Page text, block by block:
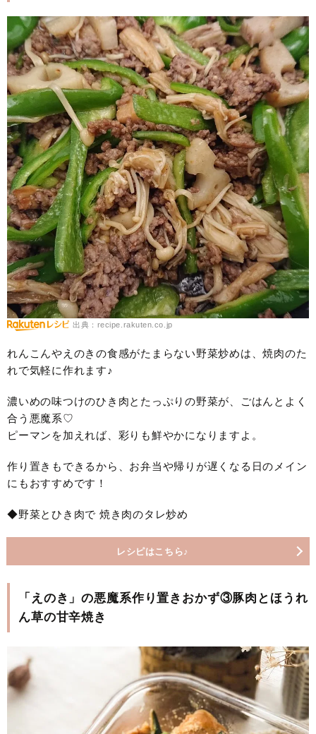
出典：recipe.rakuten.co.jp
れんこんやえのきの食感がたまらない野菜炒めは、焼肉のた
れで気軽に作れます♪
濃いめの味つけのひき肉とたっぷりの野菜が、ごはんとよく
合う悪魔系♡
ピーマンを加えれば、彩りも鮮やかになりますよ。
作り置きもできるから、お弁当や帰りが遅くなる日のメイン
にもおすすめです！
◆野菜とひき肉で 焼き肉のタレ炒め
レシピはこちら♪
「えのき」の悪魔系作り置きおかず③豚肉とほうれ
ん草の甘辛焼き